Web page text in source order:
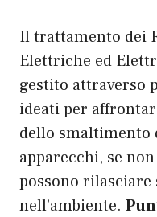
Il trattamento dei
Elettriche ed
gestito attraverso
ideati per
dello
apparecchi, se
possono rilasciare
nell’ambiente.